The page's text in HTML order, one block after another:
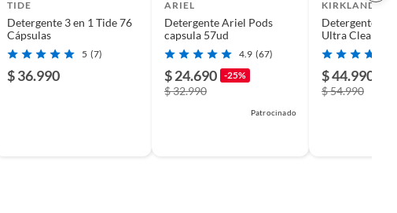
TIDE
Detergente 3 en 1 Tide 76
Cápsulas
5 (7)
$ 36.990
ARIEL
Detergente Ariel Pods
capsula 57ud
4.9 (67)
$ 24.690 -25%
$ 32.990
Patrocinado
KIRKLAND
Detergente en
Ultra Clean
Kiosclub
$ 44.990
$ 54.990